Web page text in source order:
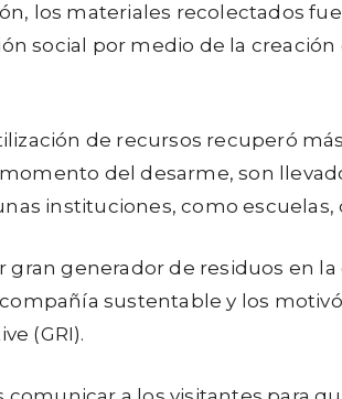
los materiales recolectados
social por medio de la
de recursos recuperó
momento del desarme, son
instituciones, como escuelas,
gran generador de residuos en
sustentable y los
(GRI).